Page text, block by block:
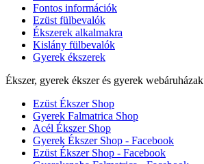
Fontos információk
Ezüst fülbevalók
Ékszerek alkalmakra
Kislány fülbevalók
Gyerek ékszerek
Ékszer, gyerek ékszer és gyerek webáruházak
Ezüst Ékszer Shop
Gyerek Falmatrica Shop
Acél Ékszer Shop
Gyerek Ékszer Shop - Facebook
Ezüst Ékszer Shop - Facebook